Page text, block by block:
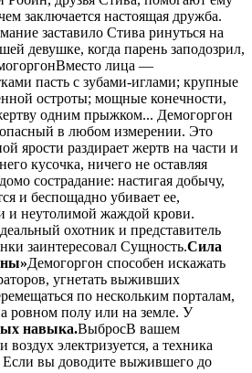
заключается настоящая дружба.
заставило Стива ринуться на
девушке, когда парень заподозрил,
лица —
пасть с зубами-иглами; крупные
остроты; мощные конечности,
одним прыжком... Демогоргон
в любом измерении. Это
ярости раздирает жертв на части и
кусочка, ничего не оставляя
сострадание: настигая добычу,
и беспощадно убивает ее,
и неутолимой жаждой крови.
охотник и представитель
заинтересовал Сущность.Сила
Демогоргон способен искажать
угнетать выживших
по нескольким порталам,
ровном полу или на земле. У
навыка.ВыбросВ вашем
электризуется, а техника
Если вы доводите выжившего до